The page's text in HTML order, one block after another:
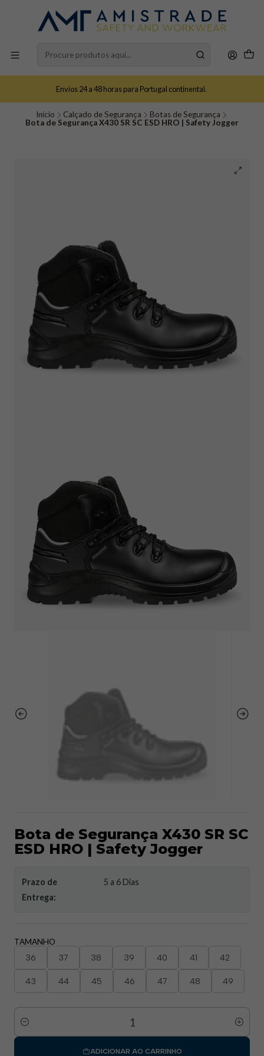
Envios 24 a 48 horas para Portugal continental.
Início Calçado de Segurança
Botas de Segurança
Bota de Segurança X430 SR SC ESD HRO | Safety Jogger
Bota de Segurança X430 SR SC
ESD HRO | Safety Jogger
Prazo de
Entrega:
5 a 6 Dias
TAMANHO
36 37 38 39 40 41 42
43 44 45 46 47 48 49
Quantidade
ADICIONAR AO CARRINHO